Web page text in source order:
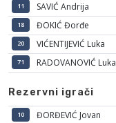
11 SAVIĆ Andrija
18 ĐOKIĆ Đorđe
20 VIĆENTIJEVIĆ Luka
71 RADOVANOVIĆ Luka
Rezervni igrači
10 ĐORĐEVIĆ Jovan